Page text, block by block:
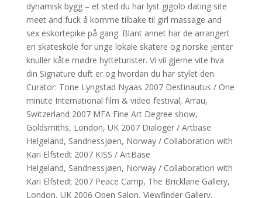
dynamisk bygg – et sted du har lyst gigolo dating site
meet and fuck å komme tilbake til girl massage and
sex eskortepike på gang. Blant annet har de arrangert
en skateskole for unge lokale skatere og norske jenter
knuller kåte mødre hytteturister. Vi vil gjerne vite hva
din Signature duft er og hvordan du har stylet den.
Curator: Tone Lyngstad Nyaas 2007 Destinautus / One
minute International film & video festival, Arrau,
Switzerland 2007 MFA Fine Art Degree show,
Goldsmiths, London, UK 2007 Dialoger / Artbase
Helgeland, Sandnessjøen, Norway / Collaboration with
Kari Elfstedt 2007 KISS / ArtBase
Helgeland, Sandnessjøen, Norway / Collaboration with
Kari Elfstedt 2007 Peace Camp, The Bricklane Gallery,
London, UK 2006 Open Salon, Viewfinder Gallery,